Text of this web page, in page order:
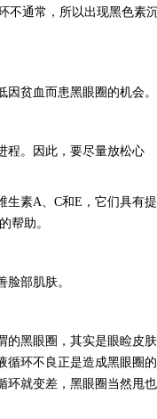
通常，所以出现黑色素
贫血而患黑眼圈的机会。
。因此，要尽量放松心
素A、C和E，它们具有提
帮助。
部肌肤。
黑眼圈，其实是眼睑皮肤
循环不良正是造成黑眼圈的
环就变差，黑眼圈当然甩也